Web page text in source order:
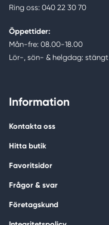
Ring oss: 040 22 30 70
Öppettider:
Mån-fre: 08.00-18.00
Lör-, sön- & helgdag: stängt
Information
Kontakta oss
Hitta butik
Favoritsidor
Frågor & svar
Företagskund